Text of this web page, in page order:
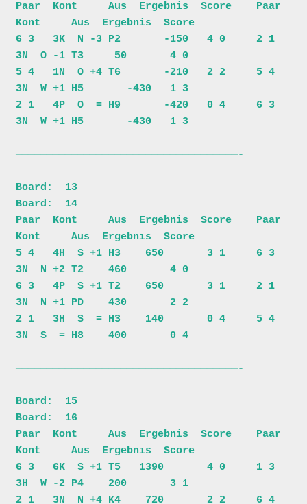
Paar  Kont     Aus  Ergebnis  Score    Paar
Kont     Aus  Ergebnis  Score
6 3   3K  N -3 P2       -150   4 0     2 1
3N  O -1 T3     50       4 0
5 4   1N  O +4 T6       -210   2 2     5 4
3N  W +1 H5       -430   1 3
2 1   4P  O  = H9       -420   0 4     6 3
3N  W +1 H5       -430   1 3
————————————————————————————————————-
Board:  13
Board:  14
Paar  Kont     Aus  Ergebnis  Score    Paar
Kont     Aus  Ergebnis  Score
5 4   4H  S +1 H3    650       3 1     6 3
3N  N +2 T2    460       4 0
6 3   4P  S +1 T2    650       3 1     2 1
3N  N +1 PD    430       2 2
2 1   3H  S  = H3    140       0 4     5 4
3N  S  = H8    400       0 4
————————————————————————————————————-
Board:  15
Board:  16
Paar  Kont     Aus  Ergebnis  Score    Paar
Kont     Aus  Ergebnis  Score
6 3   6K  S +1 T5   1390       4 0     1 3
3H  W -2 P4    200       3 1
2 1   3N  N +4 K4    720       2 2     6 4